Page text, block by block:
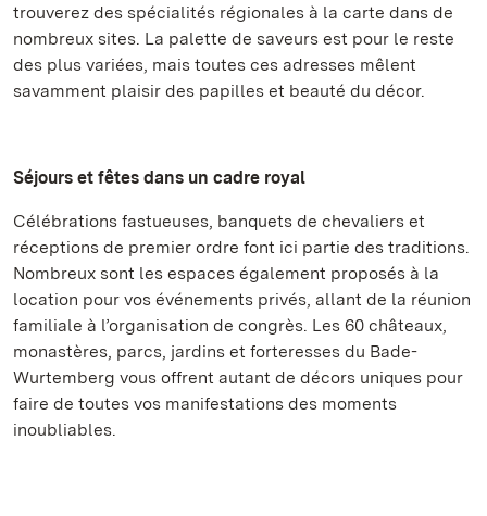
trouverez des spécialités régionales à la carte dans de
nombreux sites. La palette de saveurs est pour le reste
des plus variées, mais toutes ces adresses mêlent
savamment plaisir des papilles et beauté du décor.
Séjours et fêtes dans un cadre royal
Célébrations fastueuses, banquets de chevaliers et
réceptions de premier ordre font ici partie des traditions.
Nombreux sont les espaces également proposés à la
location pour vos événements privés, allant de la réunion
familiale à l’organisation de congrès. Les 60 châteaux,
monastères, parcs, jardins et forteresses du Bade-
Wurtemberg vous offrent autant de décors uniques pour
faire de toutes vos manifestations des moments
inoubliables.